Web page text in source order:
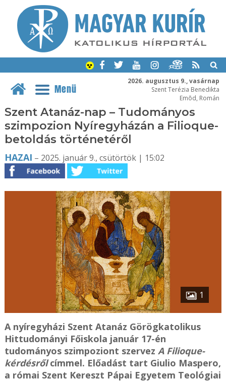
2026. augusztus 9., vasárnap
Szent Terézia Benedikta
Emõd, Román
Menü
Szent Atanáz-nap – Tudományos
szimpozion Nyíregyházán a Filioque-
betoldás történetéről
HAZAI – 2025. január 9., csütörtök | 15:02
1
A nyíregyházi Szent Atanáz Görögkatolikus
Hittudományi Főiskola január 17-én
tudományos szimpoziont szervez A Filioque-
kérdésrőlcímmel. Előadást tart Giulio Maspero,
a római Szent Kereszt Pápai Egyetem Teológiai